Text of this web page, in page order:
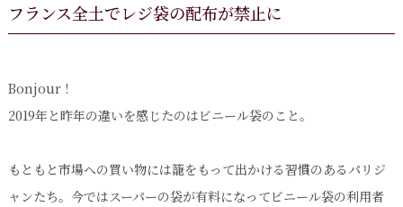
フランス全土でレジ袋の配布が禁止に
Bonjour !
2019年と昨年の違いを感じたのはビニール袋のこと。
もともと市場への買い物には籠をもって出かける習慣のあるパリジ
ャンたち。今ではスーパーの袋が有料になってビニール袋の利用者